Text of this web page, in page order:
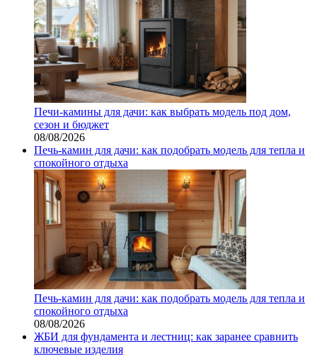
Печи-камины для дачи: как выбрать модель под дом,
сезон и бюджет
08/08/2026
Печь-камин для дачи: как подобрать модель для тепла и
спокойного отдыха
Печь-камин для дачи: как подобрать модель для тепла и
спокойного отдыха
08/08/2026
ЖБИ для фундамента и лестниц: как заранее сравнить
ключевые изделия